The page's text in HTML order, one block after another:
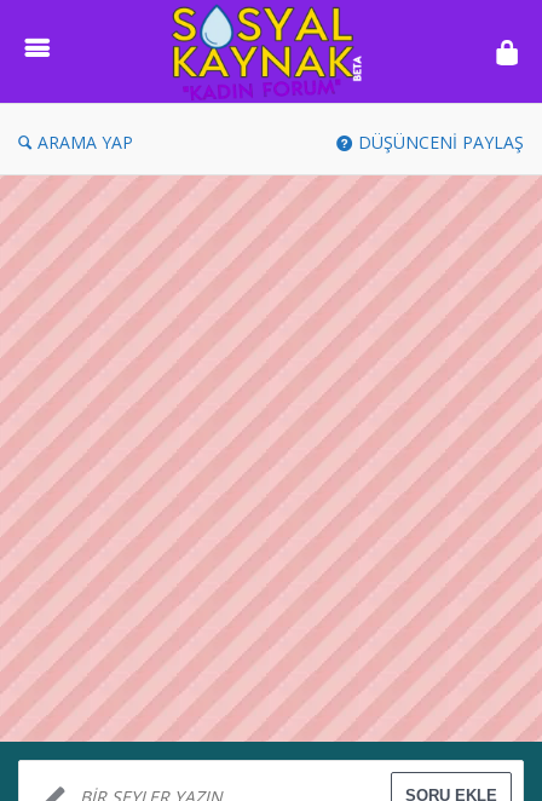
Sosyal
Kaynak
ARAMA YAP DÜŞÜNCENİ PAYLAŞ